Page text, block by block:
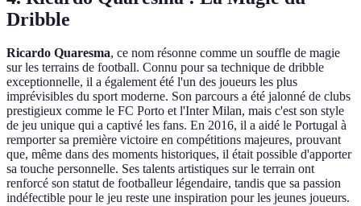
Dribble
Ricardo Quaresma, ce nom résonne comme un souffle de magie
sur les terrains de football. Connu pour sa technique de dribble
exceptionnelle, il a également été l'un des joueurs les plus
imprévisibles du sport moderne. Son parcours a été jalonné de clubs
prestigieux comme le FC Porto et l'Inter Milan, mais c'est son style
de jeu unique qui a captivé les fans. En 2016, il a aidé le Portugal à
remporter sa première victoire en compétitions majeures, prouvant
que, même dans des moments historiques, il était possible d'apporter
sa touche personnelle. Ses talents artistiques sur le terrain ont
renforcé son statut de footballeur légendaire, tandis que sa passion
indéfectible pour le jeu reste une inspiration pour les jeunes joueurs.